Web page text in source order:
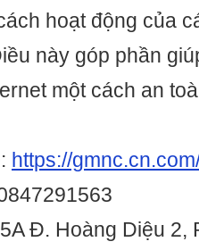
hoạt động của
này góp phần
một cách an
https://
Đ. Hoàng Diệu 2,